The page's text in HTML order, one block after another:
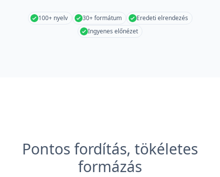
100+ nyelv 30+ formátum
Eredeti elrendezés
Ingyenes előnézet
Pontos fordítás, tökéletes
formázás